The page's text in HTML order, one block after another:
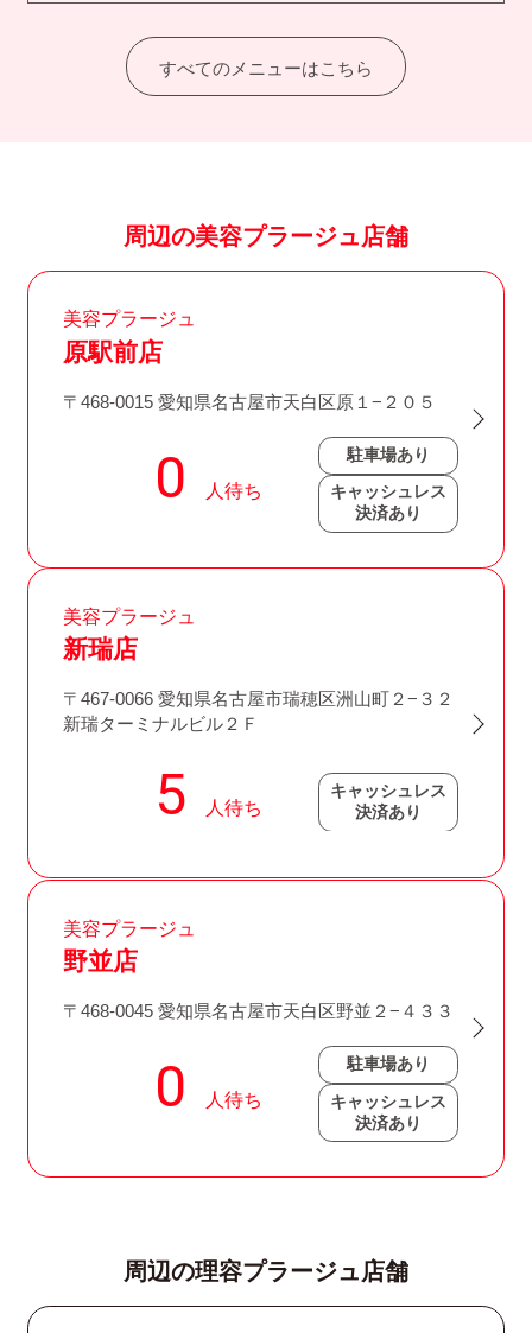
すべてのメニューはこちら
周辺の美容プラージュ店舗
美容プラージュ
原駅前店
〒468-0015 愛知県名古屋市天白区原１−２０５
駐車場あり
キャッシュレス
決済あり
美容プラージュ
新瑞店
〒467-0066 愛知県名古屋市瑞穂区洲山町２−３２
新瑞ターミナルビル２Ｆ
キャッシュレス
決済あり
美容プラージュ
野並店
〒468-0045 愛知県名古屋市天白区野並２−４３３
駐車場あり
キャッシュレス
決済あり
周辺の理容プラージュ店舗